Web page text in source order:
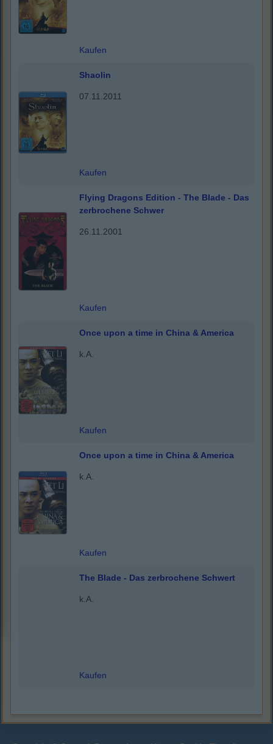
Kaufen
Shaolin
07.11.2011
Kaufen
Flying Dragons Edition - The Blade - Das
zerbrochene Schwer
26.11.2001
Kaufen
Once upon a time in China & America
k.A.
Kaufen
Once upon a time in China & America
k.A.
Kaufen
The Blade - Das zerbrochene Schwert
k.A.
Kaufen